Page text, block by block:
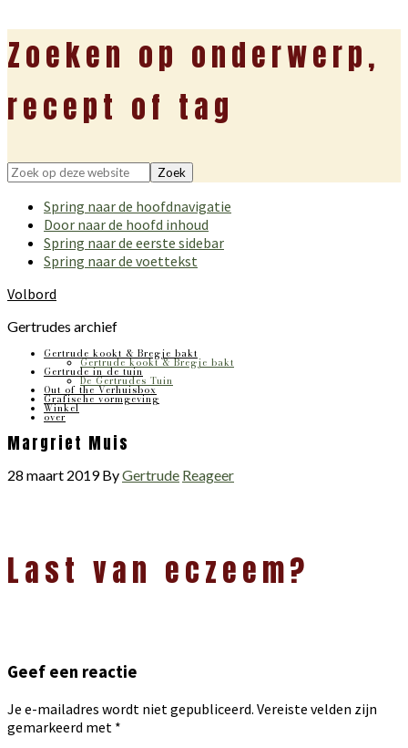
Zoeken op onderwerp,
recept of tag
Zoek
deze
website
Spring naar de hoofdnavigatie
Door naar de hoofd inhoud
Spring naar de eerste sidebar
Spring naar de voettekst
Volbord
Gertrudes archief
Gertrude kookt & Bregje bakt
Gertrude kookt & Bregje bakt
Gertrude in de tuin
De Gertrudes Tuin
Out of the Verhuisbox
Grafische vormgeving
Winkel
over
Margriet Muis
28 maart 2019ByGertrude Reageer
Interacties
Last van eczeem?
Geef een reactie
Je e-mailadres wordt niet gepubliceerd. Vereiste velden zijn
gemarkeerd met *